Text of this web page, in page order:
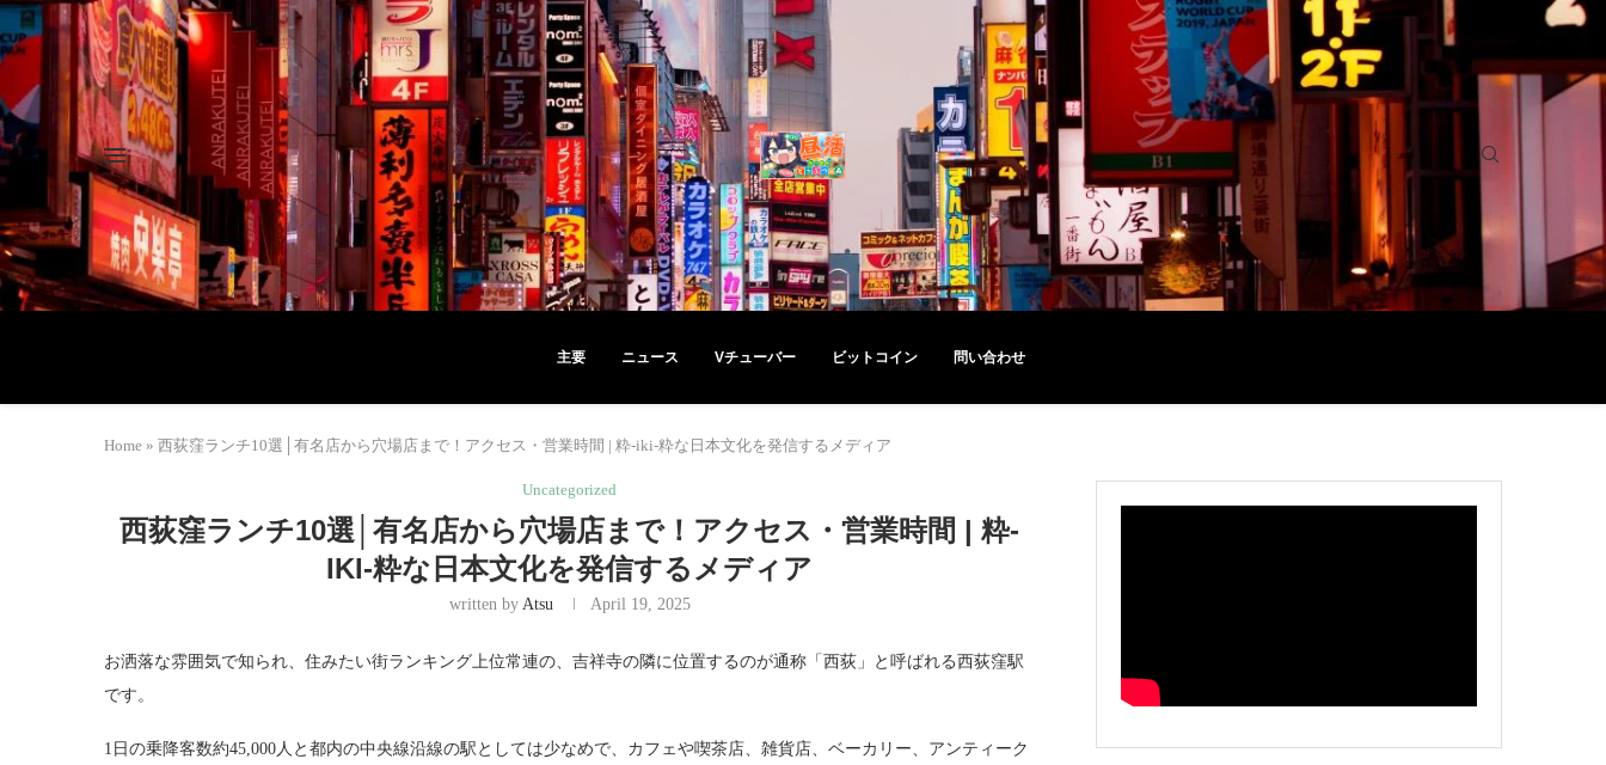
主要 ニュース Vチューバー ビットコイン 問い合わせ
Home » 西荻窪ランチ10選│有名店から穴場店まで！アクセス・営業時間 | 粋-iki-粋な日本文化を発信するメディア
Uncategorized
西荻窪ランチ10選│有名店から穴場店まで！アクセス・営業時間 | 粋-
IKI-粋な日本文化を発信するメディア
written by Atsu April 19, 2025
お洒落な雰囲気で知られ、住みたい街ランキング上位常連の、吉祥寺の隣に位置するのが通称「西荻」と呼ばれる西荻窪駅
です。
1日の乗降客数約45,000人と都内の中央線沿線の駅としては少なめで、カフェや喫茶店、雑貨店、ベーカリー、アンティーク